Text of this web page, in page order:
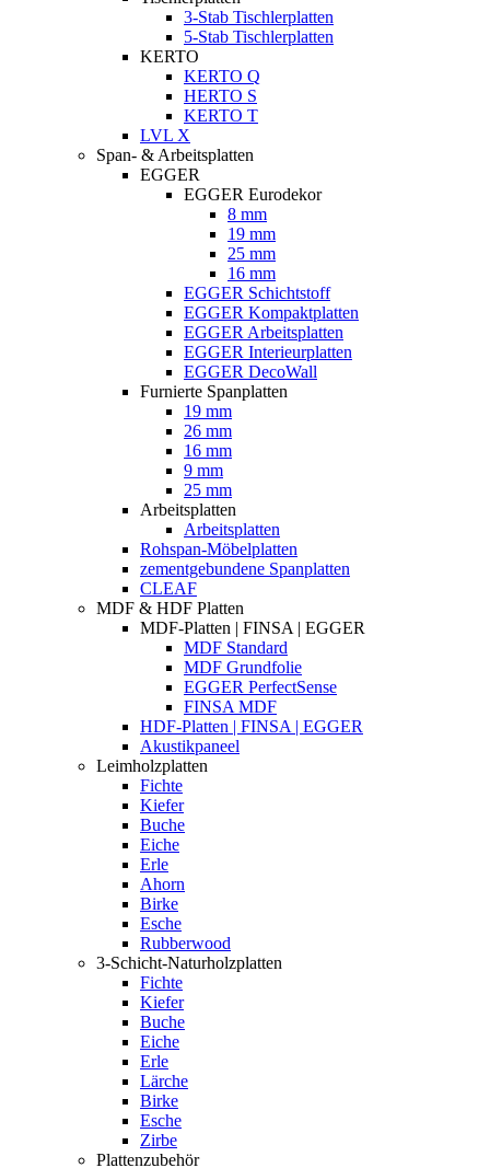
3-Stab Tischlerplatten
5-Stab Tischlerplatten
KERTO
KERTO Q
HERTO S
KERTO T
LVL X
Span- & Arbeitsplatten
EGGER
EGGER Eurodekor
8 mm
19 mm
25 mm
16 mm
EGGER Schichtstoff
EGGER Kompaktplatten
EGGER Arbeitsplatten
EGGER Interieurplatten
EGGER DecoWall
Furnierte Spanplatten
19 mm
26 mm
16 mm
9 mm
25 mm
Arbeitsplatten
Arbeitsplatten
Rohspan-Möbelplatten
zementgebundene Spanplatten
CLEAF
MDF & HDF Platten
MDF-Platten | FINSA | EGGER
MDF Standard
MDF Grundfolie
EGGER PerfectSense
FINSA MDF
HDF-Platten | FINSA | EGGER
Akustikpaneel
Leimholzplatten
Fichte
Kiefer
Buche
Eiche
Erle
Ahorn
Birke
Esche
Rubberwood
3-Schicht-Naturholzplatten
Fichte
Kiefer
Buche
Eiche
Erle
Lärche
Birke
Esche
Zirbe
Plattenzubehör